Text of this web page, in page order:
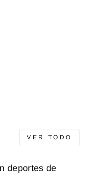
VER TODO
deportes de